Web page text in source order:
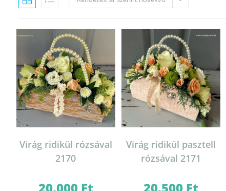
Virág ridikül rózsával
2170
Virág ridikül pasztell
rózsával 2171